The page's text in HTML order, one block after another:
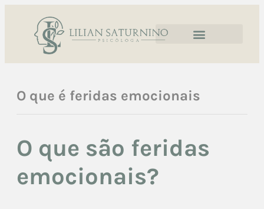
O que é feridas emocionais
O que são feridas
emocionais?